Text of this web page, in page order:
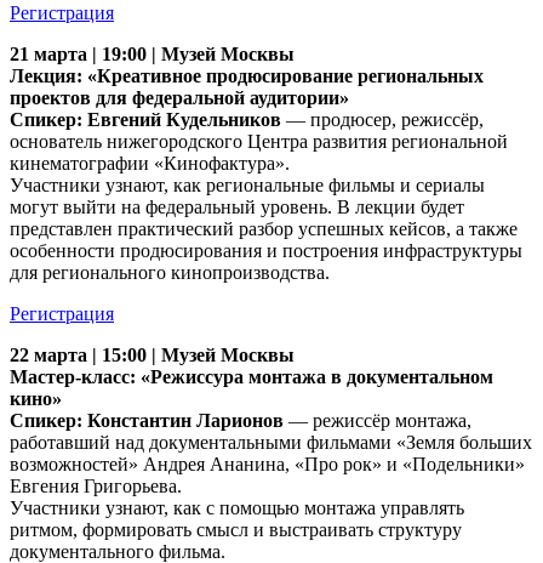
Регистрация
21 марта | 19:00 | Музей Москвы
Лекция: «Креативное продюсирование региональных
проектов для федеральной аудитории»
Спикер: Евгений Кудельников — продюсер, режиссёр,
основатель нижегородского Центра развития региональной
кинематографии «Кинофактура».
Участники узнают, как региональные фильмы и сериалы
могут выйти на федеральный уровень. В лекции будет
представлен практический разбор успешных кейсов, а также
особенности продюсирования и построения инфраструктуры
для регионального кинопроизводства.
Регистрация
22 марта | 15:00 | Музей Москвы
Мастер-класс: «Режиссура монтажа в документальном
кино»
Спикер: Константин Ларионов — режиссёр монтажа,
работавший над документальными фильмами «Земля больших
возможностей» Андрея Ананина, «Про рок» и «Подельники»
Евгения Григорьева.
Участники узнают, как с помощью монтажа управлять
ритмом, формировать смысл и выстраивать структуру
документального фильма.